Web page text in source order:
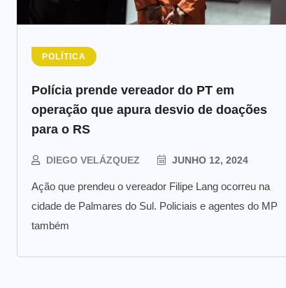
POLÍTICA
Polícia prende vereador do PT em
operação que apura desvio de doações
para o RS
DIEGO VELÁZQUEZ JUNHO 12, 2024
Ação que prendeu o vereador Filipe Lang ocorreu na
cidade de Palmares do Sul. Policiais e agentes do MP
também